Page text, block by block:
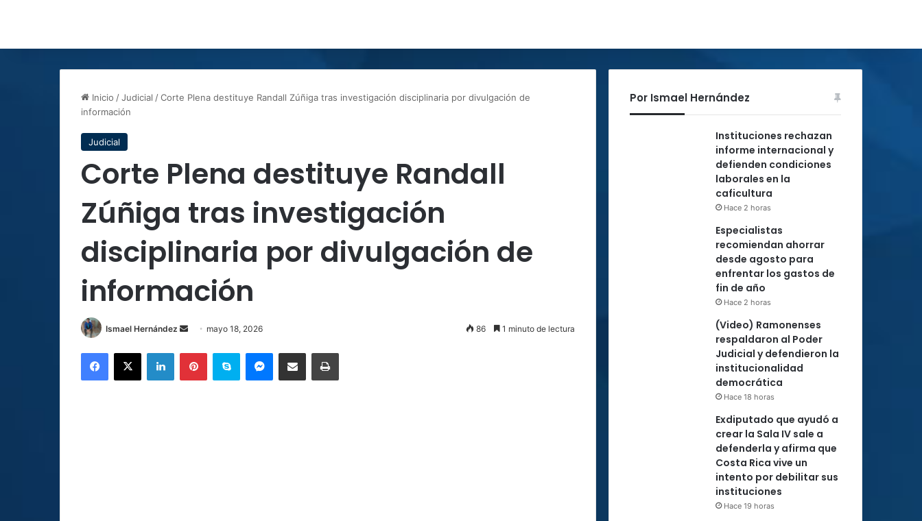
Inicio /Judicial /Corte Plena destituye Randall Zúñiga tras investigación disciplinaria por divulgación de
información
Judicial
Corte Plena destituye Randall
Zúñiga tras investigación
disciplinaria por divulgación de
información
Ismael Hernández
Send
email
mayo 18, 2026 86 1 minuto de lectura
Facebook
X LinkedInPinterestSkype MessengerCompartir por correo electrónicoImprimir
Por Ismael Hernández
Instituciones rechazan
informe internacional y
defienden condiciones
laborales en la
caficultura
Hace 2 horas
Especialistas
recomiendan ahorrar
desde agosto para
enfrentar los gastos de
fin de año
Hace 2 horas
(Video) Ramonenses
respaldaron al Poder
Judicial y defendieron la
institucionalidad
democrática
Hace 18 horas
Exdiputado que ayudó a
crear la Sala IV sale a
defenderla y afirma que
Costa Rica vive un
intento por debilitar sus
instituciones
Hace 19 horas